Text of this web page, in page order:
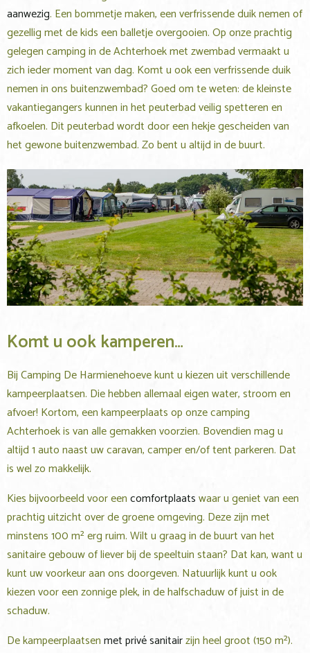
aanwezig. Een bommetje maken, een verfrissende duik nemen of
gezellig met de kids een balletje overgooien. Op onze prachtig
gelegen camping in de Achterhoek met zwembad vermaakt u
zich ieder moment van dag. Komt u ook een verfrissende duik
nemen in ons buitenzwembad? Goed om te weten: de kleinste
vakantiegangers kunnen in het peuterbad veilig spetteren en
afkoelen. Dit peuterbad wordt door een hekje gescheiden van
het gewone buitenzwembad. Zo bent u altijd in de buurt.
Komt u ook kamperen…
Bij Camping De Harmienehoeve kunt u kiezen uit verschillende
kampeerplaatsen. Die hebben allemaal eigen water, stroom en
afvoer! Kortom, een kampeerplaats op onze camping
Achterhoek is van alle gemakken voorzien. Bovendien mag u
altijd 1 auto naast uw caravan, camper en/of tent parkeren. Dat
is wel zo makkelijk.
Kies bijvoorbeeld voor eencomfortplaatswaar u geniet van een
prachtig uitzicht over de groene omgeving. Deze zijn met
minstens 100 m² erg ruim. Wilt u graag in de buurt van het
sanitaire gebouw of liever bij de speeltuin staan? Dat kan, want u
kunt uw voorkeur aan ons doorgeven. Natuurlijk kunt u ook
kiezen voor een zonnige plek, in de halfschaduw of juist in de
schaduw.
De kampeerplaatsenmet privé sanitairzijn heel groot (150 m²).